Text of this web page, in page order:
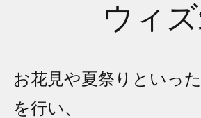
ウィ
お花見や夏祭りといっ
を行い、